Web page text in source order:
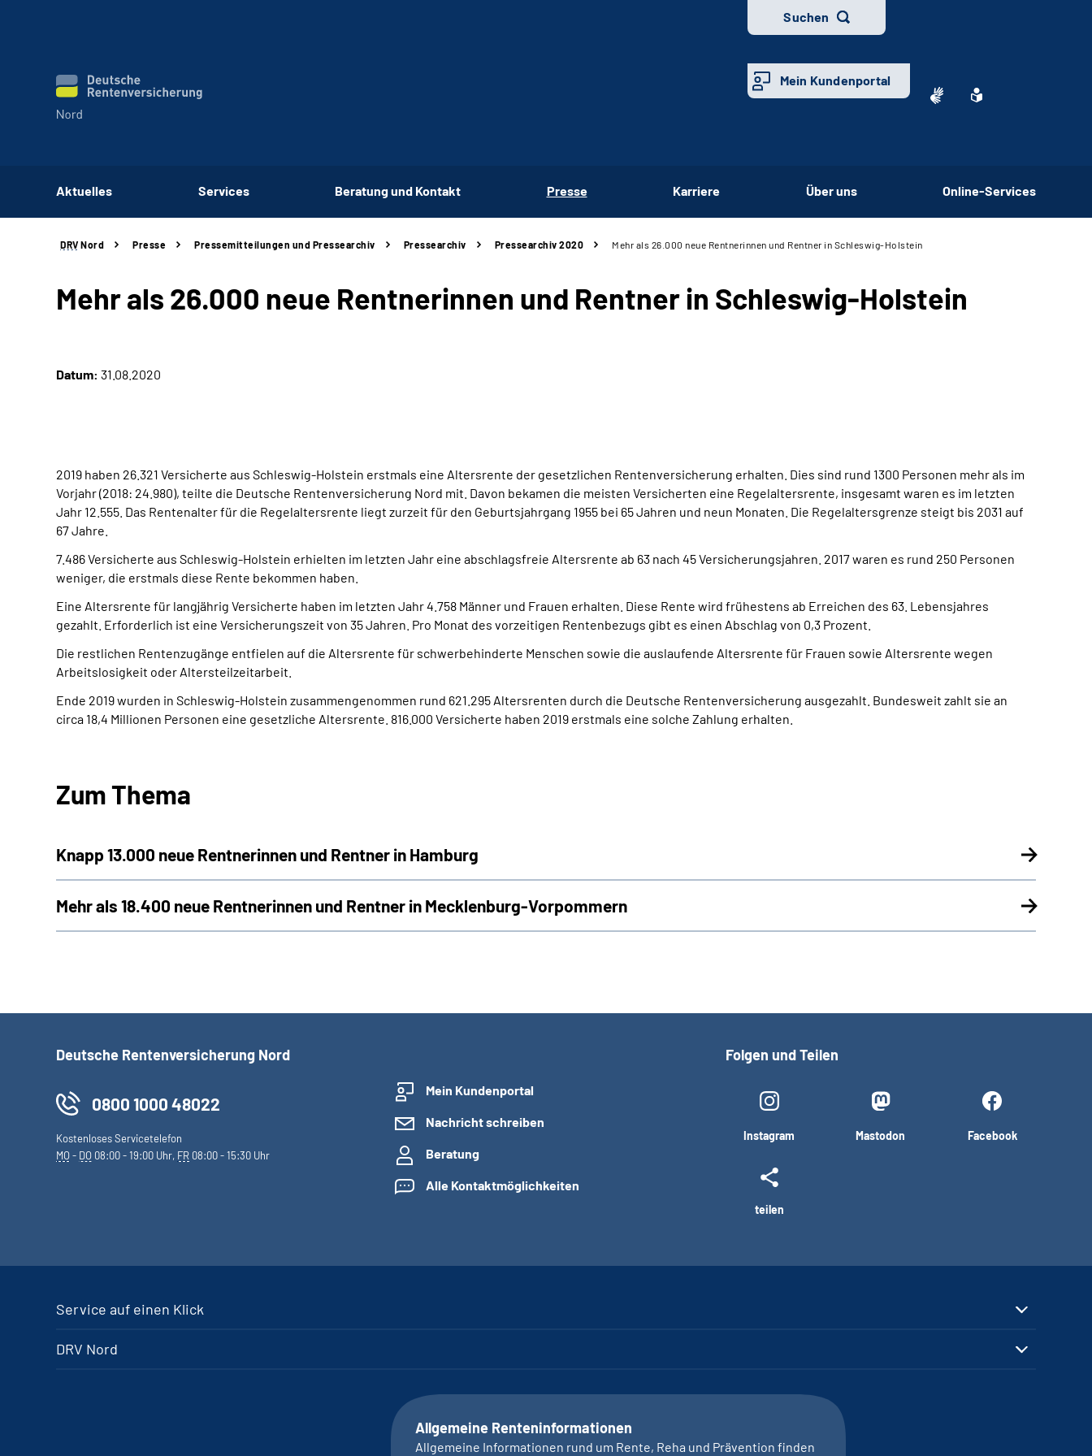
Suchen
Mein Kundenportal
Aktuelles Services Beratung und Kontakt Presse Karriere Über uns Online-Services
DRV Nord Presse Pressemitteilungen und Pressearchiv Pressearchiv Pressearchiv 2020 Mehr als 26.000 neue Rentnerinnen und Rentner in Schleswig-Holstein
Mehr als 26.000 neue Rentnerinnen und Rentner in Schleswig-Holstein
Datum: 31.08.2020
2019 haben 26.321 Versicherte aus Schleswig-Holstein erstmals eine Altersrente der gesetzlichen Rentenversicherung erhalten. Dies sind rund 1300 Personen mehr als im
Vorjahr (2018: 24.980), teilte die Deutsche Rentenversicherung Nord mit. Davon bekamen die meisten Versicherten eine Regelaltersrente, insgesamt waren es im letzten
Jahr 12.555. Das Rentenalter für die Regelaltersrente liegt zurzeit für den Geburtsjahrgang 1955 bei 65 Jahren und neun Monaten. Die Regelaltersgrenze steigt bis 2031 auf
67 Jahre.
7.486 Versicherte aus Schleswig-Holstein erhielten im letzten Jahr eine abschlagsfreie Altersrente ab 63 nach 45 Versicherungsjahren. 2017 waren es rund 250 Personen
weniger, die erstmals diese Rente bekommen haben.
Eine Altersrente für langjährig Versicherte haben im letzten Jahr 4.758 Männer und Frauen erhalten. Diese Rente wird frühestens ab Erreichen des 63. Lebensjahres
gezahlt. Erforderlich ist eine Versicherungszeit von 35 Jahren. Pro Monat des vorzeitigen Rentenbezugs gibt es einen Abschlag von 0,3 Prozent.
Die restlichen Rentenzugänge entfielen auf die Altersrente für schwerbehinderte Menschen sowie die auslaufende Altersrente für Frauen sowie Altersrente wegen
Arbeitslosigkeit oder Altersteilzeitarbeit.
Ende 2019 wurden in Schleswig-Holstein zusammengenommen rund 621.295 Altersrenten durch die Deutsche Rentenversicherung ausgezahlt. Bundesweit zahlt sie an
circa 18,4 Millionen Personen eine gesetzliche Altersrente. 816.000 Versicherte haben 2019 erstmals eine solche Zahlung erhalten.
Zum Thema
Knapp 13.000 neue Rentnerinnen und Rentner in Hamburg
Mehr als 18.400 neue Rentnerinnen und Rentner in Mecklenburg-Vorpommern
Deutsche Rentenversicherung Nord
0800 1000 48022
Kostenloses Servicetelefon
MO- DO 08:00 - 19:00 Uhr, FR 08:00 - 15:30 Uhr
Mein Kundenportal
Nachricht schreiben
Beratung
Alle Kontaktmöglichkeiten
Folgen und Teilen
Instagram Mastodon Facebook
teilen
Service auf einen Klick
DRV Nord
Allgemeine Renteninformationen
Allgemeine Informationen rund um Rente, Reha und Prävention finden